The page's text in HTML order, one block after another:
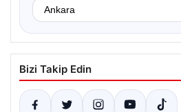
Bizi Takip Edin